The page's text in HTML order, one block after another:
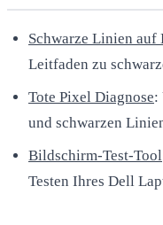
Schwarze Linien
Leitfaden zu
Tote Pixel Diagnose:
und schwarzen
Bildschirm-Test-Tool
Testen Ihres Dell